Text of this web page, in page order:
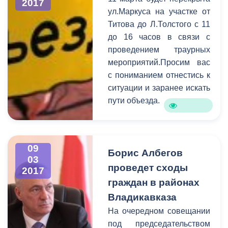
которыми пришли
горожане, к разговору
были приглашены
руководители структурных
подразделений АМС.
Самыми актуальными в
ходе приема стали
коммунальные и
жилищные проблемы,
начинающих
предпринимателей, а
также благоустройство
2017
ул.Маркуса на участке от
Титова до Л.Толстого с 11
до 16 часов в связи с
проведением траурных
мероприятий.Просим вас
с пониманием отнестись к
ситуации и заранее искать
пути объезда.
09
03
2017
Борис Албегов
проведет сходы
граждан в районах
Владикавказа
На очередном совещании
под председательством